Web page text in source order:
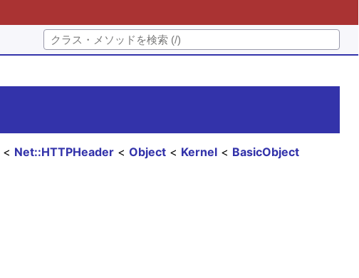
BasicObject
Kernel
Object
Net::HTTPHeader